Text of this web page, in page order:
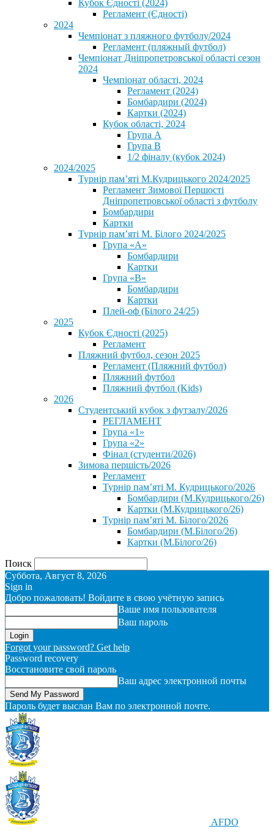
Кубок Єдності (2024)
Регламент (Єдності)
2024
Чемпіонат з пляжного футболу/2024
Регламент (пляжный футбол)
Чемпіонат Дніпропетровської області сезон
2024
Чемпіонат області, 2024
Регламент (2024)
Бомбардири (2024)
Картки (2024)
Кубок області, 2024
Група А
Група В
1/2 фіналу (кубок 2024)
2024/2025
Турнір пам’яті М.Кудрицького 2024/2025
Регламент Зимової Першості
Дніпропетровської області з футболу
Бомбардири
Картки
Турнір пам’яті М. Білого 2024/2025
Група «А»
Бомбардири
Картки
Група «В»
Бомбардири
Картки
Плей-оф (Білого 24/25)
2025
Кубок Єдності (2025)
Регламент
Пляжний футбол, сезон 2025
Регламент (Пляжний футбол)
Пляжний футбол
Пляжний футбол (Kids)
2026
Студентський кубок з футзалу/2026
РЕГЛАМЕНТ
Група «1»
Група «2»
Фінал (студенти/2026)
⁨Зимова першість/2026⁩
Регламент
Турнір пам’яті М. Кудрицького/2026
Бомбардири (М.Кудрицького/26)
Картки (М.Кудрицького/26)
Турнір пам’яті М. Білого/2026
Бомбардири (М.Білого/26)
Картки (М.Білого/26)
Поиск
Суббота, Август 8, 2026
Sign in
Добро пожаловать! Войдите в свою учётную запись
Ваше имя пользователя
Ваш пароль
Forgot your password? Get help
Password recovery
Восстановите свой пароль
Ваш адрес электронной почты
Пароль будет выслан Вам по электронной почте.
AFDO